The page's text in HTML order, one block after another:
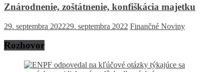
Znárodnenie, zoštátnenie, konfiškácia majetku
29. septembra 202229. septembra 2022 Finančné Noviny
Rozhovor